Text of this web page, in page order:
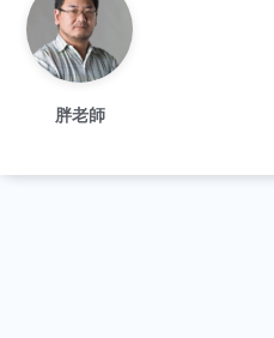
胖老師